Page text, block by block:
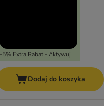
-5% Extra Rabat - Aktywuj
Dodaj do koszyka